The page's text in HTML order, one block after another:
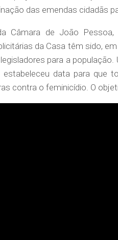
das emendas cidadãs
Câmara de João
da Casa têm sido,
para a
data para que
contra o feminicídio. O